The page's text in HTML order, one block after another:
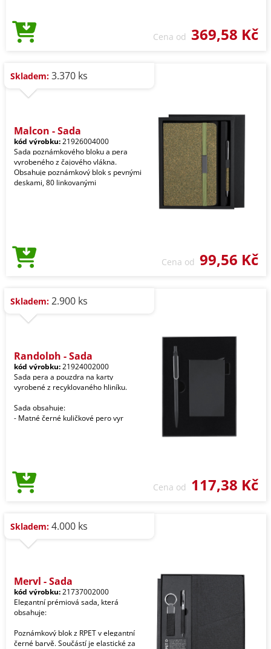
Cena od 369,58 Kč
Skladem: 3.370 ks
Malcon - Sada
kód výrobku:21926004000
Sada poznámkového bloku a pera
vyrobeného z čajového vlákna.
Obsahuje poznámkový blok s pevnými
deskami, 80 linkovanými
Cena od 99,56 Kč
Skladem: 2.900 ks
Randolph - Sada
kód výrobku:21924002000
Sada pera a pouzdra na karty
vyrobené z recyklovaného hliníku.
Sada obsahuje:
- Matné černé kuličkové pero vyr
Cena od 117,38 Kč
Skladem: 4.000 ks
Meryl - Sada
kód výrobku:21737002000
Elegantní prémiová sada, která
obsahuje:
Poznámkový blok z RPET v elegantní
černé barvě. Součástí je elastické za